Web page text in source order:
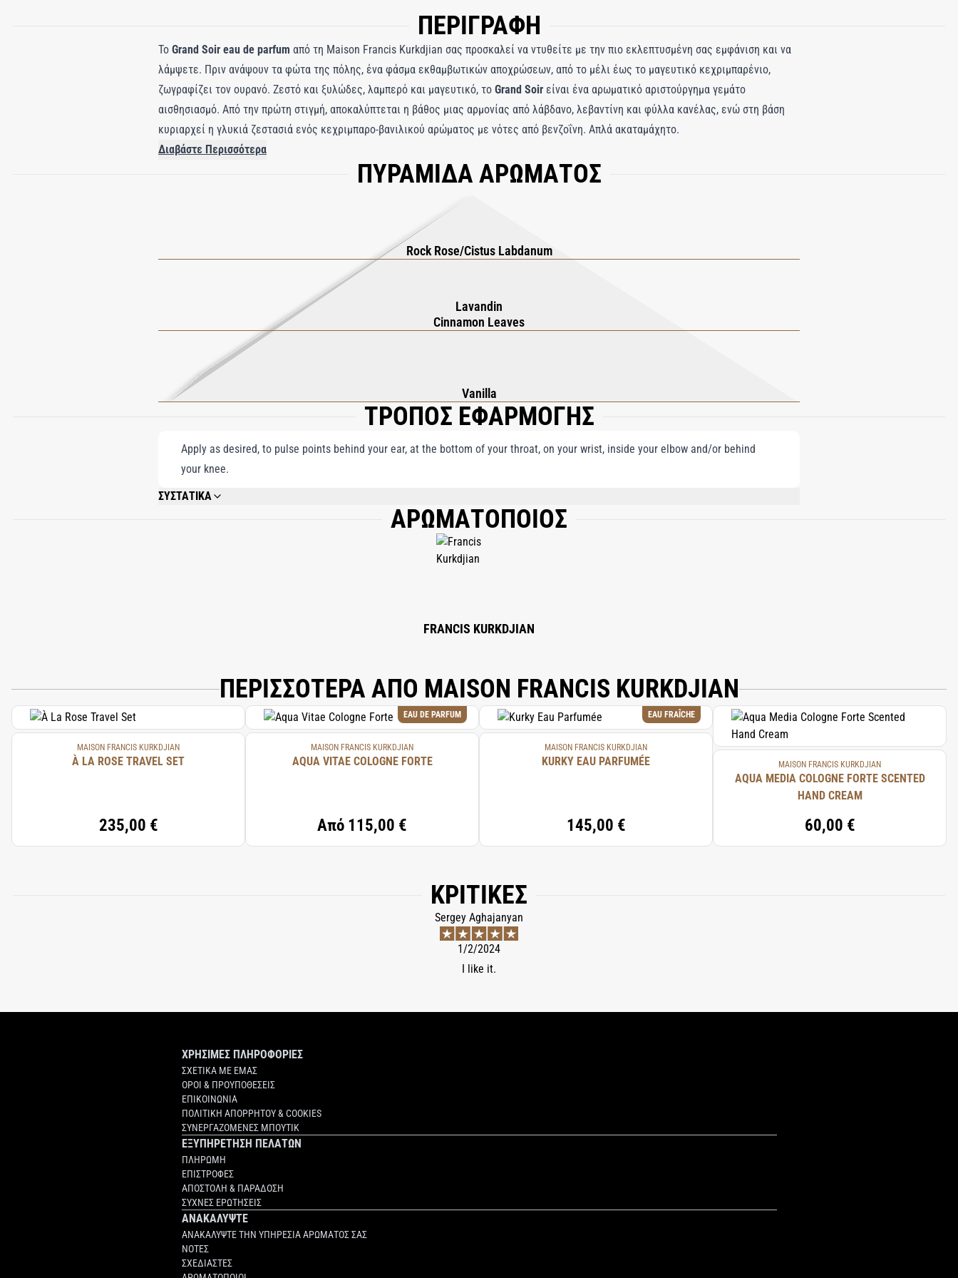
ΠΕΡΙΓΡΑΦΗ
Το Grand Soir eau de parfum από τη Maison Francis Kurkdjian σας προσκαλεί να ντυθείτε με την πιο εκλεπτυσμένη σας εμφάνιση και να
λάμψετε. Πριν ανάψουν τα φώτα της πόλης, ένα φάσμα εκθαμβωτικών αποχρώσεων, από το μέλι έως το μαγευτικό κεχριμπαρένιο,
ζωγραφίζει τον ουρανό. Ζεστό και ξυλώδες, λαμπερό και μαγευτικό, το Grand Soir είναι ένα αρωματικό αριστούργημα γεμάτο
αισθησιασμό. Από την πρώτη στιγμή, αποκαλύπτεται η βάθος μιας αρμονίας από λάβδανο, λεβαντίνη και φύλλα κανέλας, ενώ στη βάση
κυριαρχεί η γλυκιά ζεστασιά ενός κεχριμπαρο-βανιλικού αρώματος με νότες από βενζοΐνη. Απλά ακαταμάχητο.
Διαβάστε Περισσότερα
ΠΥΡΑΜΙΔΑ ΑΡΩΜΑΤΟΣ
Rock Rose/Cistus Labdanum
Lavandin
Cinnamon Leaves
Vanilla
ΤΡΟΠΟΣ ΕΦΑΡΜΟΓΗΣ
Apply as desired, to pulse points behind your ear, at the bottom of your throat, on your wrist, inside your elbow and/or behind
your knee.
ΣΥΣΤΑΤΙΚΑ
ALCOHOL; PARFUM (FRAGRANCE); AQUA (WATER); PENTAERYTHRITYL TETRA-DI-T-BUTYL HYDROXYHYDROCINNAMATE; TRIETHYL CITRATE; COUMARIN;
LIMONENE; BUTYL METHOXYDIBENZOYLMETHANE; LINALOOL; EUGENOL; BENZYL BENZOATE; GERANIOL; CI 14700 (RED 4); CITRAL; CI 19140 (YELLOW 5); CI
ΑΡΩΜΑΤΟΠΟΙΟΣ
FRANCIS KURKDJIAN
ΠΕΡΙΣΣΟΤΕΡΑ ΑΠΟ MAISON FRANCIS KURKDJIAN
MAISON FRANCIS KURKDJIAN
À LA ROSE TRAVEL SET
235,00 €
EAU DE PARFUM
MAISON FRANCIS KURKDJIAN
AQUA VITAE COLOGNE FORTE
Από 115,00 €
EAU FRAÎCHE
MAISON FRANCIS KURKDJIAN
KURKY EAU PARFUMÉE
145,00 €
MAISON FRANCIS KURKDJIAN
AQUA MEDIA COLOGNE FORTE SCENTED
HAND CREAM
60,00 €
ΚΡΙΤΙΚΈΣ
Sergey Aghajanyan
1/2/2024
I like it.
ΧΡΗΣΙΜΕΣ ΠΛΗΡΟΦΟΡΙΕΣ
ΣΧΕΤΙΚΑ ΜΕ ΕΜΑΣ
ΟΡΟΙ & ΠΡΟΥΠΟΘΕΣΕΙΣ
ΕΠΙΚΟΙΝΩΝΙΑ
ΠΟΛΙΤΙΚΗ ΑΠΟΡΡΗΤΟΥ & COOKIES
ΣΥΝΕΡΓΑΖΟΜΕΝΕΣ ΜΠΟΥΤΙΚ
ΕΞΥΠΗΡΕΤΗΣΗ ΠΕΛΑΤΩΝ
ΠΛΗΡΩΜΗ
ΕΠΙΣΤΡΟΦΕΣ
ΑΠΟΣΤΟΛΗ & ΠΑΡΑΔΟΣΗ
ΣΥΧΝΕΣ ΕΡΩΤΗΣΕΙΣ
ΑΝΑΚΑΛΥΨΤΕ
ΑΝΑΚΑΛΥΨΤΕ ΤΗΝ ΥΠΗΡΕΣΙΑ ΑΡΩΜΑΤΟΣ ΣΑΣ
ΝΟΤΕΣ
ΣΧΕΔΙΑΣΤΕΣ